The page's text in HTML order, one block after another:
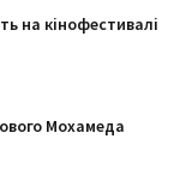
на кінофестивалі
Мохамеда